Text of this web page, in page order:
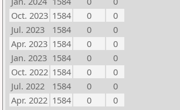
Oct. 2023 1584 0
0
Jul. 2023
1584 0
0
Apr. 2023 1584 0
0
Jan. 2023 1584 0
0
Oct. 2022 1584 0
0
Jul. 2022
1584 0
0
Apr. 2022 1584 0
0